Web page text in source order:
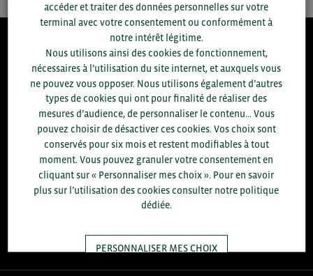
8.300
ACCOMPAGNEMENTS RÉALISÉS EN 2025
développement commercial, conseils réglementaires, réunions
+1.700 ENTREPRISES DIFFÉRENTES
accompagnées par notre équipe en 2025
% D'ENTREPRISES SATISFAITES
accéder et traiter des données personnelles sur votre
terminal avec votre consentement ou conformément à
notre intérêt légitime.
Nous utilisons ainsi des cookies de fonctionnement,
nécessaires à l’utilisation du site internet, et auxquels vous
ne pouvez vous opposer. Nous utilisons également d’autres
types de cookies qui ont pour finalité de réaliser des
mesures d’audience, de personnaliser le contenu... Vous
pouvez choisir de désactiver ces cookies. Vos choix sont
conservés pour six mois et restent modifiables à tout
moment. Vous pouvez granuler votre consentement en
cliquant sur « Personnaliser mes choix ». Pour en savoir
plus sur l’utilisation des cookies consulter notre politique
dédiée.
PERSONNALISER MES CHOIX